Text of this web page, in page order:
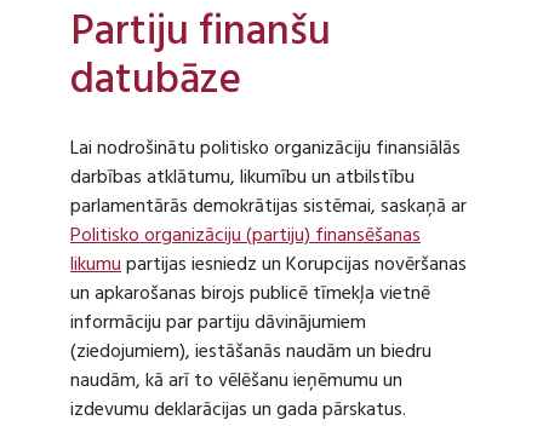
Partiju finanšu
datubāze
Lai nodrošinātu politisko organizāciju finansiālās
darbības atklātumu, likumību un atbilstību
parlamentārās demokrātijas sistēmai, saskaņā ar
Politisko organizāciju (partiju) finansēšanas
likumupartijas iesniedz un Korupcijas novēršanas
un apkarošanas birojs publicē tīmekļa vietnē
informāciju par partiju dāvinājumiem
(ziedojumiem), iestāšanās naudām un biedru
naudām, kā arī to vēlēšanu ieņēmumu un
izdevumu deklarācijas un gada pārskatus.